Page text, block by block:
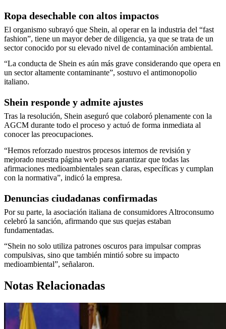
Ropa desechable con altos impactos
El organismo subrayó que Shein, al operar en la industria del “fast
fashion”, tiene un mayor deber de diligencia, ya que se trata de un
sector conocido por su elevado nivel de contaminación ambiental.
“La conducta de Shein es aún más grave considerando que opera en
un sector altamente contaminante”, sostuvo el antimonopolio
italiano.
Shein responde y admite ajustes
Tras la resolución, Shein aseguró que colaboró plenamente con la
AGCM durante todo el proceso y actuó de forma inmediata al
conocer las preocupaciones.
“Hemos reforzado nuestros procesos internos de revisión y
mejorado nuestra página web para garantizar que todas las
afirmaciones medioambientales sean claras, específicas y cumplan
con la normativa”, indicó la empresa.
Denuncias ciudadanas confirmadas
Por su parte, la asociación italiana de consumidores Altroconsumo
celebró la sanción, afirmando que sus quejas estaban
fundamentadas.
“Shein no solo utiliza patrones oscuros para impulsar compras
compulsivas, sino que también mintió sobre su impacto
medioambiental”, señalaron.
Notas Relacionadas